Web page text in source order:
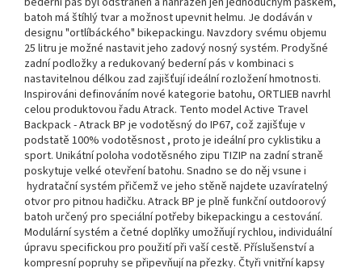
batoh má štíhlý tvar a možnost upevnit helmu. Je dodáván v
designu "ortlíbáckého" bikepackingu. Navzdory svému objemu
25 litru je možné nastavit jeho zadový nosný systém. Prodyšné
zadní podložky a redukovaný bederní pás v kombinaci s
nastavitelnou délkou zad zajišťují ideální rozložení hmotnosti.
Inspirováni definováním nové kategorie batohu, ORTLIEB navrhl
celou produktovou řadu Atrack. Tento model Active Travel
Backpack - Atrack BP je vodotěsný do IP67, což zajišťuje v
podstatě 100% vodotěsnost , proto je ideální pro cyklistiku a
sport. Unikátní poloha vodotěsného zipu TIZIP na zadní straně
poskytuje velké otevření batohu. Snadno se do něj vsune i
hydratační systém přičemž ve jeho stěně najdete uzavíratelný
otvor pro pitnou hadičku. Atrack BP je plně funkční outdoorový
batoh určený pro speciální potřeby bikepackingu a cestování.
Modulární systém a četné doplňky umožňují rychlou, individuální
úpravu specifickou pro použití při vaší cestě. Příslušenství a
kompresní popruhy se připevňují na přezky. Čtyři vnitřní kapsy